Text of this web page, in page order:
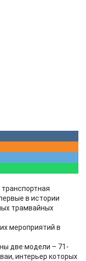
в истории
трамвайных
мероприятий в
две модели – 71-
интерьер которых